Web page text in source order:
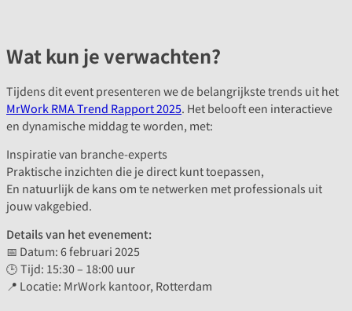
Wat kun je verwachten?
Tijdens dit event presenteren we de belangrijkste trends uit het
MrWork RMA Trend Rapport 2025. Het belooft een interactieve
en dynamische middag te worden, met:
Inspiratie van branche-experts
Praktische inzichten die je direct kunt toepassen,
En natuurlijk de kans om te netwerken met professionals uit
jouw vakgebied.
Details van het evenement:
📅 Datum: 6 februari 2025
🕒 Tijd: 15:30 – 18:00 uur
📍 Locatie: MrWork kantoor, Rotterdam